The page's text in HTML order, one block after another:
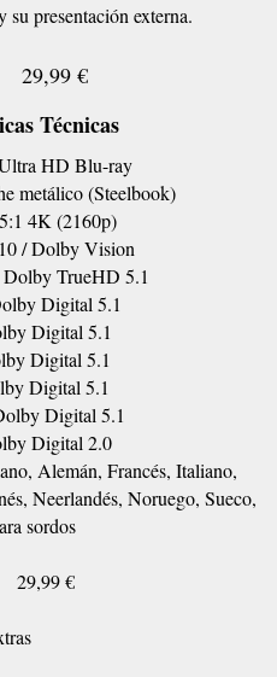
su presentación externa.
29,99 €
Técnicas
HD Blu-ray
metálico (Steelbook)
4K (2160p)
/ Dolby Vision
TrueHD 5.1
Digital 5.1
Digital 5.1
Digital 5.1
Digital 5.1
Digital 5.1
Digital 2.0
Alemán, Francés, Italiano,
Neerlandés, Noruego, Sueco,
sordos
29,99 €